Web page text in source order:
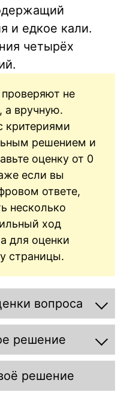
и едкое кали.
четырёх
не
а вручную.
критериями
решением и
оценку от 0
если вы
ответе,
несколько
ход
для оценки
страницы.
вопроса
решение
решение